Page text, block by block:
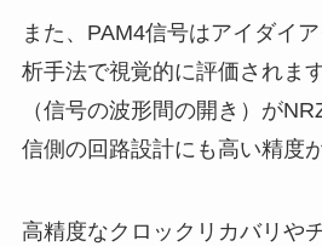
また、PAM4信号はアイダイ
析手法で視覚的に評価されま
（信号の波形間の開き）が
信側の回路設計にも高い精度
高精度なクロックリカバリや